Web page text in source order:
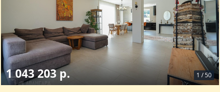
1 /50
1 043 203 р.